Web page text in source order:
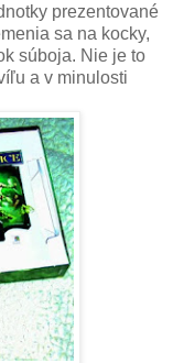
prezentované
sa na kocky,
súboja. Nie je to
a v minulosti